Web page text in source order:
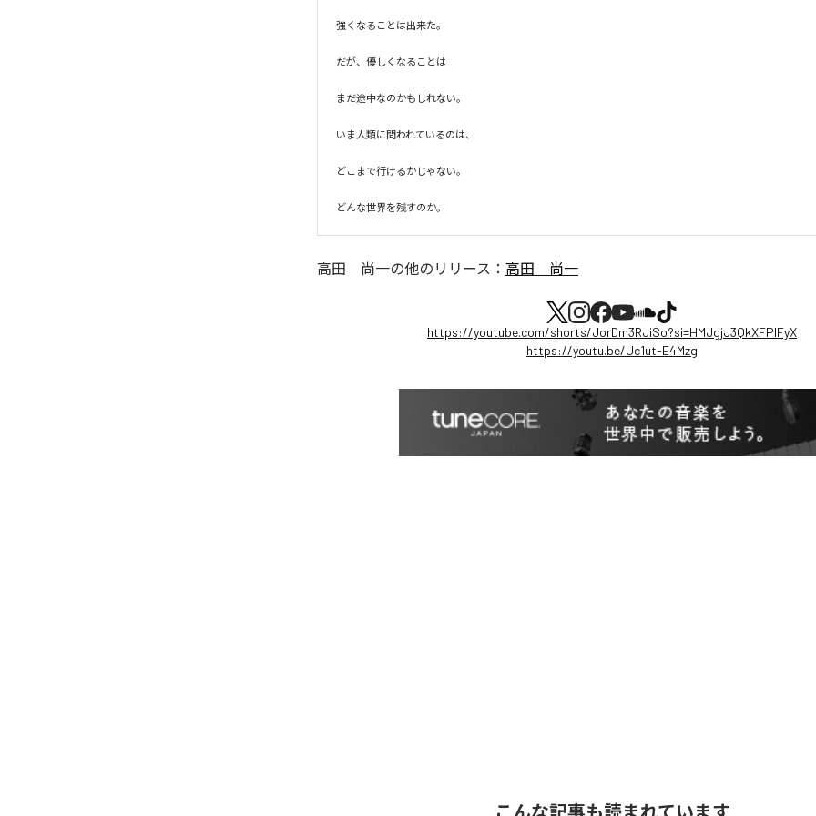
強くなることは出来た。
だが、優しくなることは
まだ途中なのかもしれない。
いま人類に問われているのは、
どこまで行けるかじゃない。
どんな世界を残すのか。
高田 尚一の他のリリース： 高田 尚一
https://youtube.com/shorts/JorDm3RJiSo?si=HMJgjJ3QkXFPlFyX
https://youtu.be/Uc1ut-E4Mzg
こんな記事も読まれています